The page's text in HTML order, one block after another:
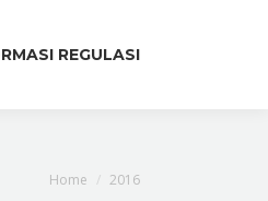
REGULASI
You are here:
Home 2016